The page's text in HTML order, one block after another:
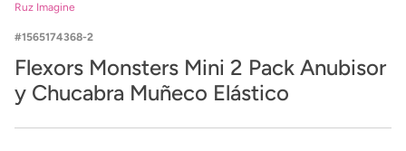
Ruz Imagine
1565174368-2
Flexors Monsters Mini 2 Pack Anubisor
y Chucabra Muñeco Elástico